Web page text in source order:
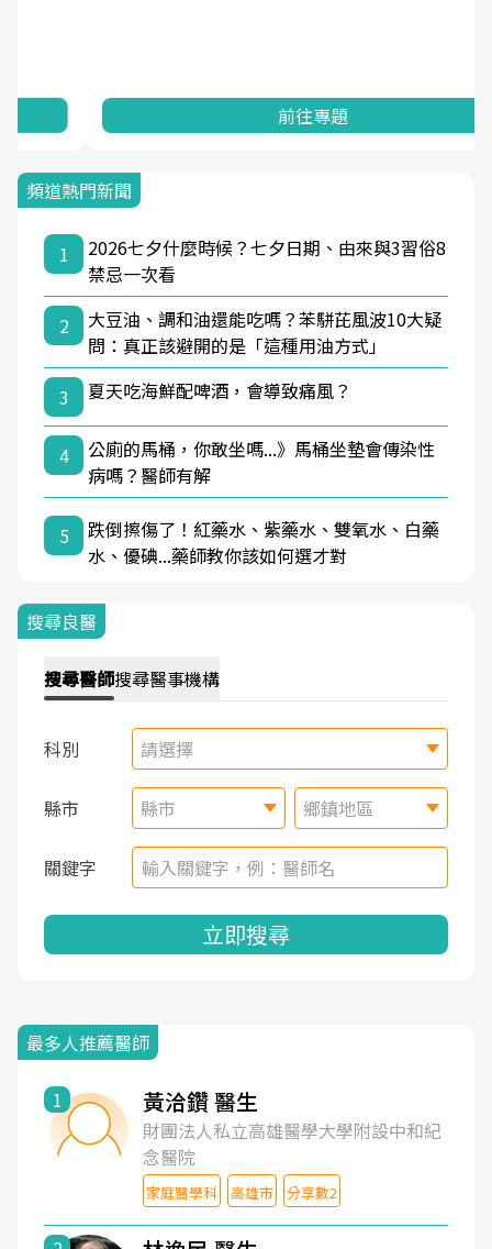
前往專題
頻道熱門新聞
1
2026七夕什麼時候？七夕日期、由來與3習俗8
禁忌一次看
2
大豆油、調和油還能吃嗎？苯駢芘風波10大疑
問：真正該避開的是「這種用油方式」
3
夏天吃海鮮配啤酒，會導致痛風？
4
公廁的馬桶，你敢坐嗎...》馬桶坐墊會傳染性
病嗎？醫師有解
5
跌倒擦傷了！紅藥水、紫藥水、雙氧水、白藥
水、優碘...藥師教你該如何選才對
搜尋良醫
搜尋醫師搜尋醫事機構
科別 請選擇
縣市 縣市 鄉鎮地區
關鍵字
立即搜尋
最多人推薦醫師
1 黃洽鑽 醫生
財團法人私立高雄醫學大學附設中和紀
念醫院
家庭醫學科 高雄市 分享數2